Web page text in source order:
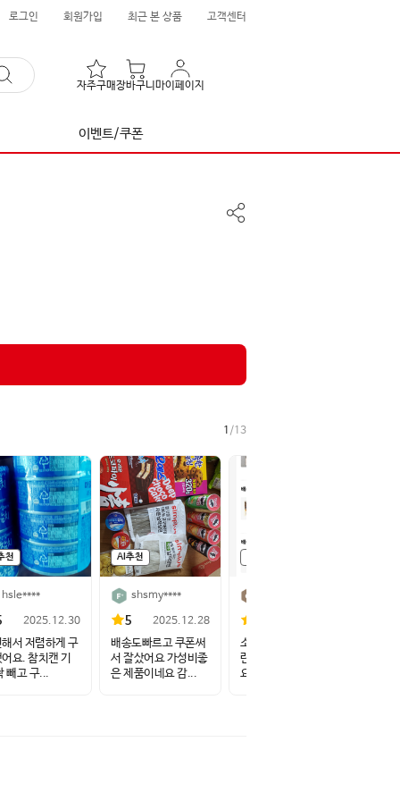
로그인 회원가입 최근 본 상품 고객센터
자주구매장바구니 마이페이지
이벤트/쿠폰
공
1 /13
천
hsle****
2025.12.30
서 저렴하게 구
요. 참치캔 기
빼고 구...
AI추천
shsmy****
5 2025.12.28
배송도빠르고 쿠폰써
서 잘샀어요 가성비좋
은 제품이네요 감...
소금에 절인 오이, 계
란스크램블, 참치마
요, 밥 이렇게...